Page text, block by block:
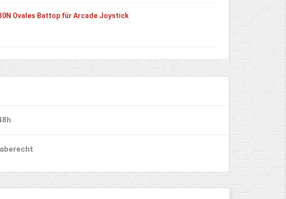
Ovales Battop für Arcade Joystick